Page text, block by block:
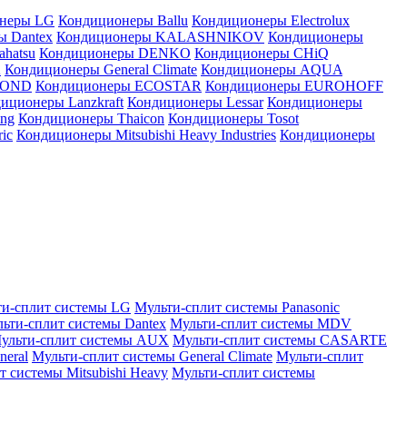
LG Кондиционеры Ballu Кондиционеры Electrolux
Dantex Кондиционеры KALASHNIKOV Кондиционеры
Кондиционеры DENKO Кондиционеры CHiQ
Кондиционеры General Climate Кондиционеры AQUA
Кондиционеры ECOSTAR Кондиционеры EUROHOFF
Lanzkraft Кондиционеры Lessar Кондиционеры
Кондиционеры Thaicon Кондиционеры Tosot
Кондиционеры Mitsubishi Heavy Industries Кондиционеры
сплит системы LG Мульти-сплит системы Panasonic
сплит системы Dantex Мульти-сплит системы MDV
сплит системы AUX Мульти-сплит системы CASARTE
Мульти-сплит системы General Climate Мульти-сплит
системы Mitsubishi Heavy Мульти-сплит системы